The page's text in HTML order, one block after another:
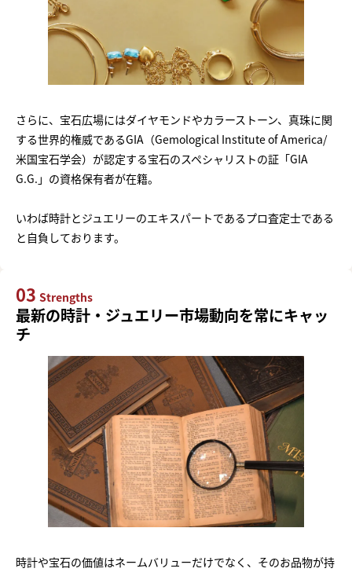
さらに、宝石広場にはダイヤモンドやカラーストーン、真珠に関
する世界的権威であるGIA（Gemological Institute of America/
米国宝石学会）が認定する宝石のスペシャリストの証「GIA
G.G.」の資格保有者が在籍。
いわば時計とジュエリーのエキスパートであるプロ査定士である
と自負しております。
03 Strengths
最新の時計・ジュエリー市場動向を常にキャッ
チ
時計や宝石の価値はネームバリューだけでなく、そのお品物が持